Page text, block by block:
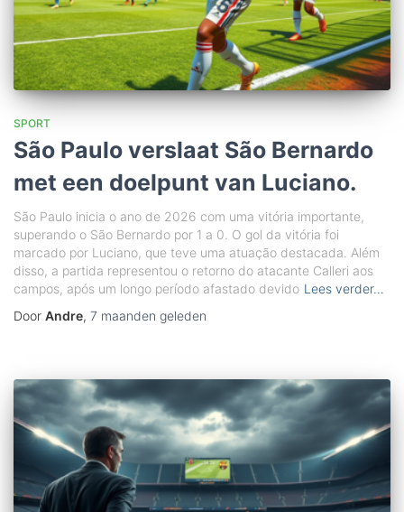
SPORT
São Paulo verslaat São Bernardo
met een doelpunt van Luciano.
São Paulo inicia o ano de 2026 com uma vitória importante,
superando o São Bernardo por 1 a 0. O gol da vitória foi
marcado por Luciano, que teve uma atuação destacada. Além
disso, a partida representou o retorno do atacante Calleri aos
campos, após um longo período afastado devido Lees verder…
Door Andre, 7 maanden geleden